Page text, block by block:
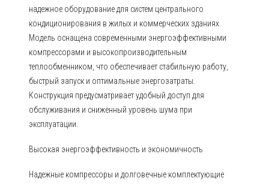
надежное оборудование для систем центрального
кондиционирования в жилых и коммерческих зданиях.
Модель оснащена современными энергоэффективными
компрессорами и высокопроизводительным
теплообменником, что обеспечивает стабильную работу,
быстрый запуск и оптимальные энергозатраты.
Конструкция предусматривает удобный доступ для
обслуживания и сниженный уровень шума при
эксплуатации.
Высокая энергоэффективность и экономичность
Надежные компрессоры и долговечные комплектующие